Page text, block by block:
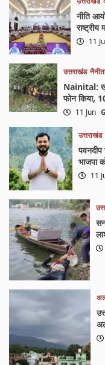
नीति
11
उत्तराखंड
Nainital:
फोन किया,
11 Jun
उत्तराखंड
भाजपा
11